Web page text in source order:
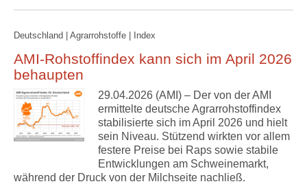
Deutschland | Agrarrohstoffe | Index
AMI-Rohstoffindex kann sich im April 2026
behaupten
29.04.2026 (AMI) – Der von der AMI
ermittelte deutsche Agrarrohstoffindex
stabilisierte sich im April 2026 und hielt
sein Niveau. Stützend wirkten vor allem
festere Preise bei Raps sowie stabile
Entwicklungen am Schweinemarkt,
während der Druck von der Milchseite nachließ.